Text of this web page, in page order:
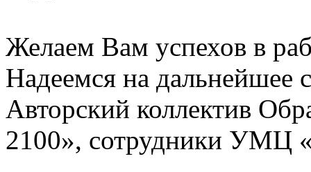
Желаем Вам успехов в
Надеемся на дальнейшее
Авторский коллектив
2100», сотрудники УМЦ